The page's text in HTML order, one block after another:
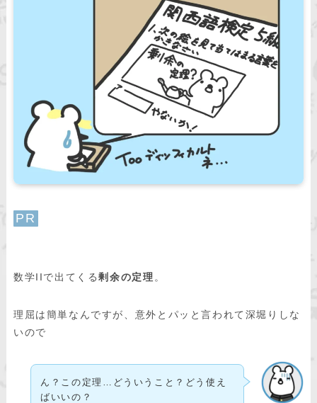
PR
数学IIで出てくる剰余の定理。
理屈は簡単なんですが、意外とパッと言われて深堀りしな
いので
ん？この定理…どういうこと？どう使え
ばいいの？